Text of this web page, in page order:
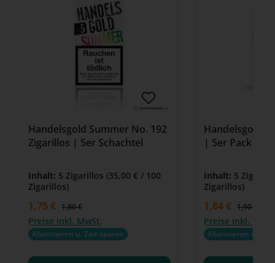
Handelsgold Summer No. 192
Zigarillos | 5er Schachtel
Inhalt: 5 Zigarillos (35,00 € / 100
Zigarillos)
Verkaufspreis:
1,75 € Regulärer Preis:
1,80 €
Preise inkl. MwSt.
Abonnieren u. Zeit sparen
Handelsgold
| 5er Pack |
Inhalt: 5
Zigarillos)
Verkaufspreis:
1,84 € Regulärer
1,90 €
Preise inkl.
Abonnieren u.